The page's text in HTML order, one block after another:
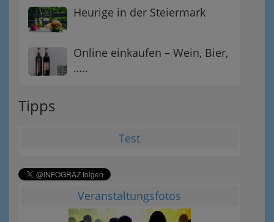
Heurige in der Steiermark
Online einkaufen – Wein, Bier,
…..
Tipps
Test
Veranstaltungsfotos